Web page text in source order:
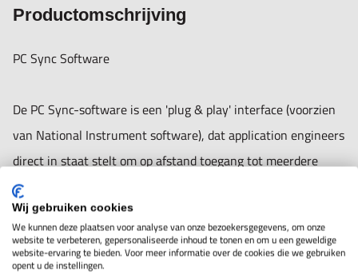
codes nodig, zodat engineers meer productieve tijd
kernactiviteiten. De sensor modules en software bieden een
bijvoorbeeld operationele veiligheid en controle voor zwaar
beladen voertuigen, offshore platform tilt, heavy-lifting
kraan, precisie-machines, controle op test-en
meetapparatuur op onderzoek- en onderwijsgebied.
VOORDELEN:
Productomschrijving
PC Sync Software
De PC Sync-software is een 'plug & play' interface (voorzien
van National Instrument software), dat application engineers
direct in staat stelt om op afstand toegang tot meerdere
sensor modules te krijgen via USB-kabel / RS232 / RS485 /
draadloze Bluetooth-connectiviteit voor het 2D- nivelleren,
hellingshoek monitoring, uitlijning - en trillingsmetingen.
Wij gebruiken cookies
We kunnen deze plaatsen voor analyse van onze bezoekersgegevens, om onze
website te verbeteren, gepersonaliseerde inhoud te tonen en om u een geweldige
website-ervaring te bieden. Voor meer informatie over de cookies die we gebruiken
opent u de instellingen.